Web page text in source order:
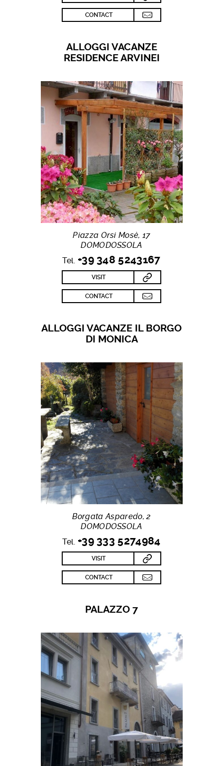
CONTACT
ALLOGGI VACANZE
RESIDENCE ARVINEI
Piazza Orsi Mosè, 17
DOMODOSSOLA
Tel. +39 348 5243167
VISIT
CONTACT
ALLOGGI VACANZE IL BORGO
DI MONICA
Borgata Asparedo, 2
DOMODOSSOLA
Tel. +39 333 5274984
VISIT
CONTACT
PALAZZO 7